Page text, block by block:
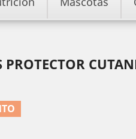
PROTECTOR